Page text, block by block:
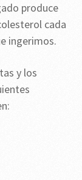
produce
cada
ingerimos.
y los